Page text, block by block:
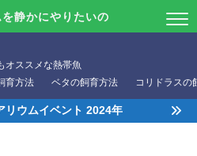
静かにやりたいの
オススメな熱帯魚
育方法
ベタの飼育方法 コリドラスの
リウムイベント 2024年